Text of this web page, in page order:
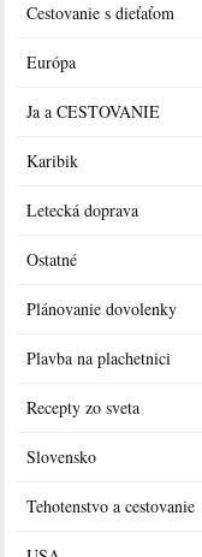
Cestovanie s dieťaťom
Európa
Ja a CESTOVANIE
Karibik
Letecká doprava
Ostatné
Plánovanie dovolenky
Plavba na plachetnici
Recepty zo sveta
Slovensko
Tehotenstvo a cestovanie